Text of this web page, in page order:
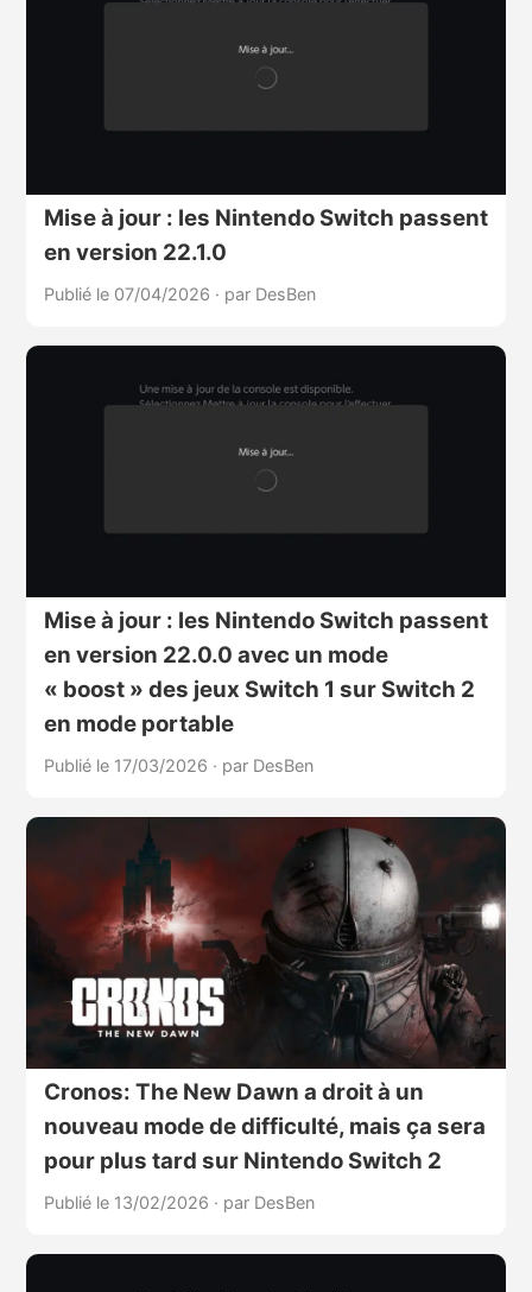
Mise à jour : les Nintendo Switch passent
en version 22.1.0
Publié le 07/04/2026 · par DesBen
Mise à jour : les Nintendo Switch passent
en version 22.0.0 avec un mode
« boost » des jeux Switch 1 sur Switch 2
en mode portable
Publié le 17/03/2026 · par DesBen
Cronos: The New Dawn a droit à un
nouveau mode de difficulté, mais ça sera
pour plus tard sur Nintendo Switch 2
Publié le 13/02/2026 · par DesBen